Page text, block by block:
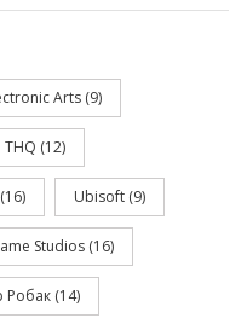
Arts (9)
THQ (12)
(16) Ubisoft (9)
Studios (16)
Робак (14)